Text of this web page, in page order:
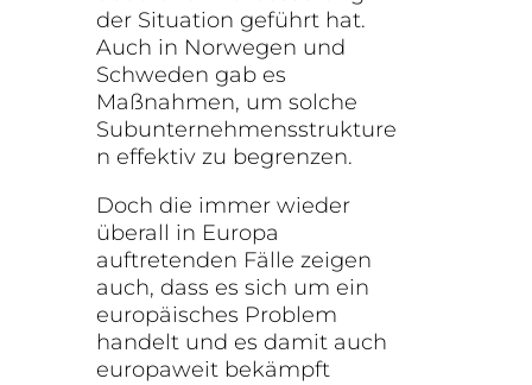
der Situation geführt hat.
Auch in Norwegen und
Schweden gab es
Maßnahmen, um solche
Subunternehmensstrukture
n effektiv zu begrenzen.
Doch die immer wieder
überall in Europa
auftretenden Fälle zeigen
auch, dass es sich um ein
europäisches Problem
handelt und es damit auch
europaweit bekämpft